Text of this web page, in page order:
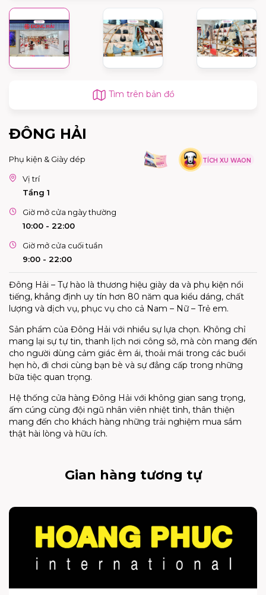
Tìm trên bản đồ
ĐÔNG HẢI
Phụ kiện & Giày dép TÍCH XU WAON
Vị trí
Tầng 1
Giờ mở cửa ngày thường
10:00 - 22:00
Giờ mở cửa cuối tuần
9:00 - 22:00
Đông Hải – Tự hào là thương hiệu giày da và phụ kiện nổi
tiếng, khẳng định uy tín hơn 80 năm qua kiểu dáng, chất
lượng và dịch vụ, phục vụ cho cả Nam – Nữ – Trẻ em.
Sản phẩm của Đông Hải với nhiều sự lựa chọn. Không chỉ
mang lại sự tự tin, thanh lịch nơi công sở, mà còn mang đến
cho người dùng cảm giác êm ái, thoải mái trong các buổi
hẹn hò, đi chơi cùng bạn bè và sự đẳng cấp trong những
bữa tiệc quan trọng.
Hệ thống cửa hàng Đông Hải với không gian sang trọng,
ấm cúng cùng đội ngũ nhân viên nhiệt tình, thân thiện
mang đến cho khách hàng những trải nghiệm mua sắm
thật hài lòng và hữu ích.
Gian hàng tương tự